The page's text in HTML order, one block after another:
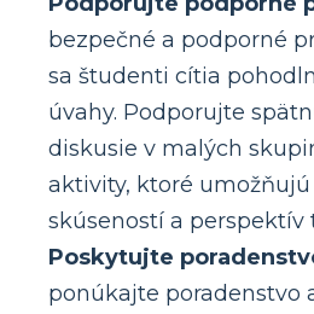
bezpečné a podporné
sa študenti cítia
úvahy. Podporujte
diskusie v malých
aktivity, ktoré
skúseností a perspektív
Poskytujte
ponúkajte poradenstvo